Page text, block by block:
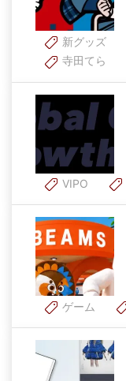
新グッズ
寺田てら
VIPO
ゲーム